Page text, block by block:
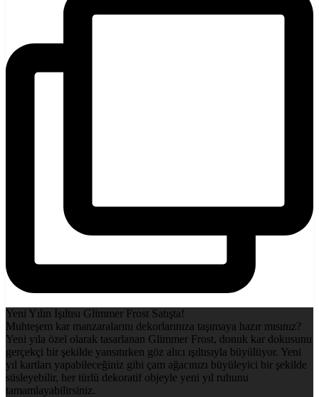
Yeni Yılın Işıltısı Glimmer Frost Satışta!
Muhteşem kar manzaralarını dekorlarınıza taşımaya hazır mısınız?
Yeni yıla özel olarak tasarlanan Glimmer Frost, donuk kar dokusunu
gerçekçi bir şekilde yansıtırken göz alıcı ışıltısıyla büyülüyor. Yeni
yıl kartları yapabileceğiniz gibi çam ağacınızı büyüleyici bir şekilde
süsleyebilir, her türlü dekoratif objeyle yeni yıl ruhunu
tamamlayabilirsiniz.